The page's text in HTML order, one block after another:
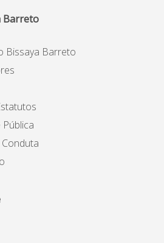
APEE
Barreto
Bissaya Barreto